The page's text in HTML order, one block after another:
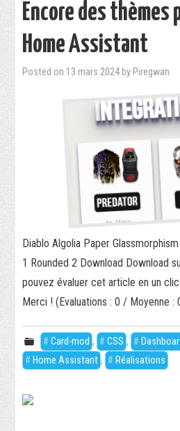
Encore des thèmes
Home Assistant
Posted on 13 mars 2024 by Piregwan
Diablo Algolia Paper
1 Rounded 2 Download Download
pouvez évaluer cet article en un
Merci ! (Evaluations : 0 / Moyenne :
Card-mod , CSS ,
Home Assistant , Réalisations